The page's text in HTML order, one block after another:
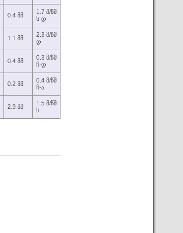
0.4 მმ
1.7 მ/წმ
ს-დ
1.1 მმ
2.3 მ/წმ
დ
0.4 მმ
0.3 მ/წმ
ჩ-დ
0.2 მმ
0.4 მ/წმ
ჩ-ა
2.9 მმ
1.5 მ/წმ
ს